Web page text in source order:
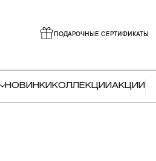
ПОДАРОЧНЫЕ СЕРТИФИКАТЫ
НОВИНКИ КОЛЛЕКЦИИАКЦИИ